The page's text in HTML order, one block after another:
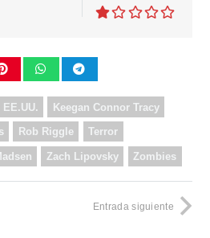
Keegan Connor Tracy
Rob Riggle Terror
Zach Lipovsky Zombies
Entrada siguiente